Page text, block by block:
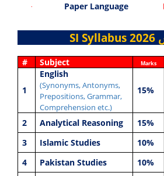
· Paper Language
SI Syllabus 2026
# Subject Marks
1
English
(Synonyms, Antonyms,
Prepositions, Grammar,
Comprehension etc.)
15%
2 Analytical Reasoning 15%
3 Islamic Studies 10%
4 Pakistan Studies 10%